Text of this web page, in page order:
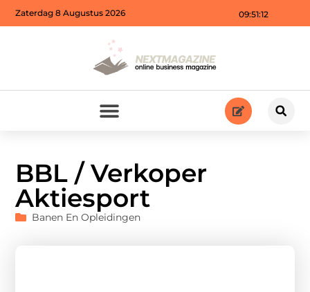
09:51:13
Zaterdag 8 Augustus 2026
BBL / Verkoper
Aktiesport
Banen En Opleidingen